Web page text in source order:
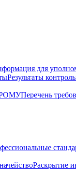
для
Результаты
Перечень
Раскрытие